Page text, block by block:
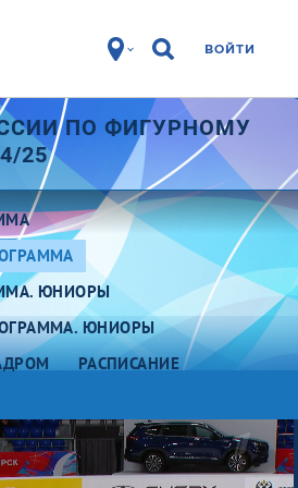
ВОЙТИ
ПО ФИГУРНОМУ
25
ЮНИОРЫ
ЮНИОРЫ
РАСПИСАНИЕ